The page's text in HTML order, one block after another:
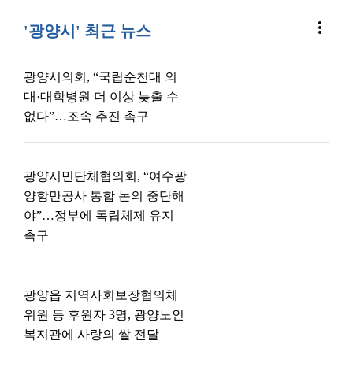
'광양시' 최근 뉴스 more_vert
광양시의회, “국립순천대 의
대·대학병원 더 이상 늦출 수
없다”…조속 추진 촉구
광양시민단체협의회, “여수광
양항만공사 통합 논의 중단해
야”…정부에 독립체제 유지
촉구
광양읍 지역사회보장협의체
위원 등 후원자 3명, 광양노인
복지관에 사랑의 쌀 전달